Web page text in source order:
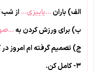
الف) باران…پاییزی…از شب
ب) برای ورزش کردن به
ج) تصمیم گرفته ام امروز
۳- کامل کن.